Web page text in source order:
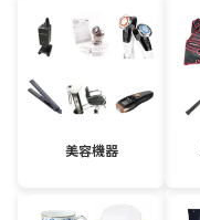
美容機器